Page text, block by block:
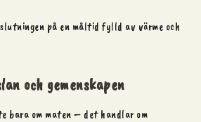
på en måltid fylld av värme och
och gemenskapen
bara om maten – det handlar om